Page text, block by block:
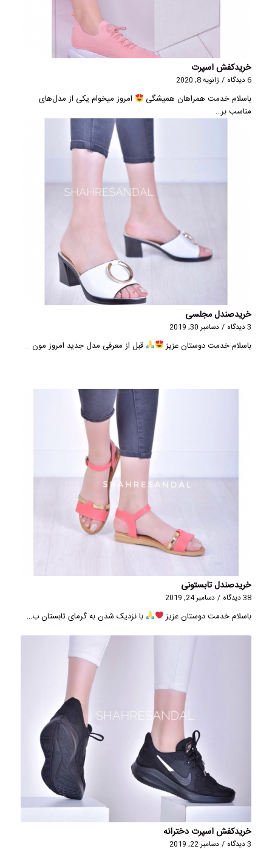
خریدکفش اسپرت
6 دیدگاه / ژانویه 8, 2020
باسلام خدمت همراهان همیشگی
امروز میخوام یکی از مدل‌های
مناسب بر…
خریدصندل مجلسی
3 دیدگاه / دسامبر 30, 2019
باسلام خدمت دوستان عزیز قبل از معرفی مدل جدید امروز مون …
خریدصندل تابستونی
38 دیدگاه / دسامبر 24, 2019
باسلام خدمت دوستان عزیز با نزدیک شدن به گرمای تابستان ب…
خریدکفش اسپرت دخترانه
3 دیدگاه / دسامبر 22, 2019